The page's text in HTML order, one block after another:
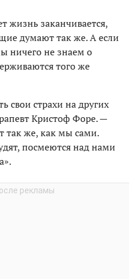
жизнь заканчивается,
думают так же. А если
ничего не знаем о
того же
свои страхи на других
Кристоф Форе. —
так же, как мы сами.
посмеются над нами